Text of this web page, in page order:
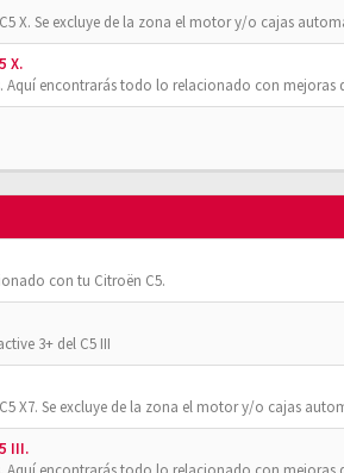
X. Se excluye de la zona el motor y/o cajas
X.
Aquí encontrarás todo lo relacionado con mejoras
con tu Citroën C5.
3+ del C5 III
X7. Se excluye de la zona el motor y/o cajas
III.